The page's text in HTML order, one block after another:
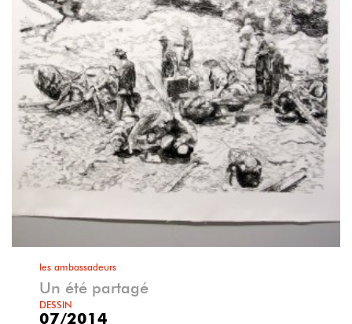
les ambassadeurs
Un été partagé
DESSIN
07/2014